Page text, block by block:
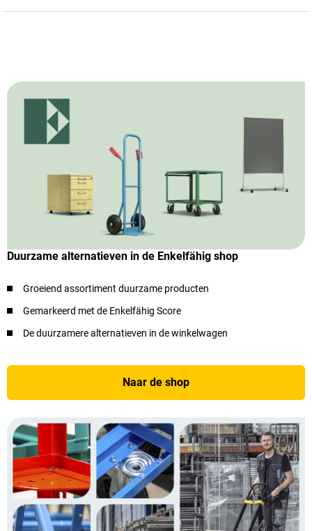
Duurzame alternatieven in de Enkelfähig shop
Groeiend assortiment duurzame producten
Gemarkeerd met de Enkelfähig Score
De duurzamere alternatieven in de winkelwagen
Naar de shop